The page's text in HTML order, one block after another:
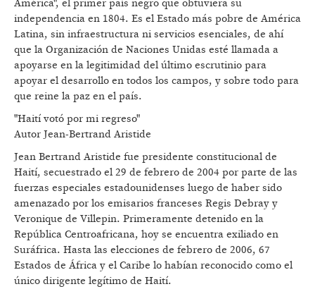
América", el primer país negro que obtuviera su
independencia en 1804. Es el Estado más pobre de América
Latina, sin infraestructura ni servicios esenciales, de ahí
que la Organización de Naciones Unidas esté llamada a
apoyarse en la legitimidad del último escrutinio para
apoyar el desarrollo en todos los campos, y sobre todo para
que reine la paz en el país.
"Haití votó por mi regreso"
Autor Jean-Bertrand Aristide
Jean Bertrand Aristide fue presidente constitucional de
Haití, secuestrado el 29 de febrero de 2004 por parte de las
fuerzas especiales estadounidenses luego de haber sido
amenazado por los emisarios franceses Regis Debray y
Veronique de Villepin. Primeramente detenido en la
República Centroafricana, hoy se encuentra exiliado en
Suráfrica. Hasta las elecciones de febrero de 2006, 67
Estados de África y el Caribe lo habían reconocido como el
único dirigente legítimo de Haití.